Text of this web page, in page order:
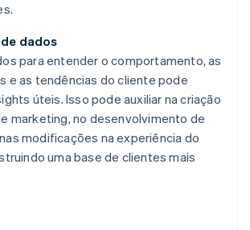
dados
para entender o comportamento, as
e as tendências do cliente pode
úteis. Isso pode auxiliar na criação
marketing, no desenvolvimento de
modificações na experiência do
uma base de clientes mais